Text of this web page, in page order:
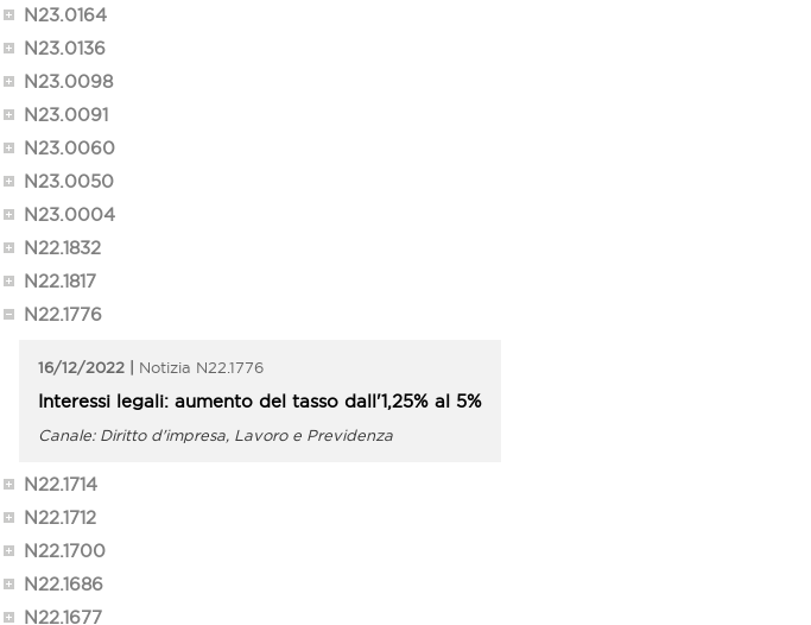
N23.0164
N23.0136
N23.0098
N23.0091
N23.0060
N23.0050
N23.0004
N22.1832
N22.1817
N22.1776
16/12/2022 N22.1776
Interessi legali: aumento del tasso dall'1,25% al 5%
Diritto d'impresa, Lavoro e Previdenza
N22.1714
N22.1712
N22.1700
N22.1686
N22.1677